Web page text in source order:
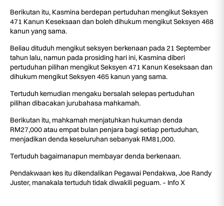
Berikutan itu, Kasmina berdepan pertuduhan mengikut Seksyen
471 Kanun Keseksaan dan boleh dihukum mengikut Seksyen 468
kanun yang sama.
Beliau dituduh mengikut seksyen berkenaan pada 21 September
tahun lalu, namun pada prosiding hari ini, Kasmina diberi
pertuduhan pilihan mengikut Seksyen 471 Kanun Keseksaan dan
dihukum mengikut Seksyen 465 kanun yang sama.
Tertuduh kemudian mengaku bersalah selepas pertuduhan
pilihan dibacakan jurubahasa mahkamah.
Berikutan itu, mahkamah menjatuhkan hukuman denda
RM27,000 atau empat bulan penjara bagi setiap pertuduhan,
menjadikan denda keseluruhan sebanyak RM81,000.
Tertuduh bagaimanapun membayar denda berkenaan.
Pendakwaan kes itu dikendalikan Pegawai Pendakwa, Joe Randy
Juster, manakala tertuduh tidak diwakili peguam. – Info X